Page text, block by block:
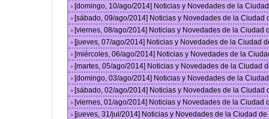
› [domingo, 10/ago/2014] Noticias y Novedades de la
› [sábado, 09/ago/2014] Noticias y Novedades de la Ciudad
› [viernes, 08/ago/2014] Noticias y Novedades de la Ciudad
› [jueves, 07/ago/2014] Noticias y Novedades de la Ciudad
› [miércoles, 06/ago/2014] Noticias y Novedades de la
› [martes, 05/ago/2014] Noticias y Novedades de la Ciudad
› [domingo, 03/ago/2014] Noticias y Novedades de la
› [sábado, 02/ago/2014] Noticias y Novedades de la Ciudad
› [viernes, 01/ago/2014] Noticias y Novedades de la Ciudad
› [jueves, 31/jul/2014] Noticias y Novedades de la Ciudad